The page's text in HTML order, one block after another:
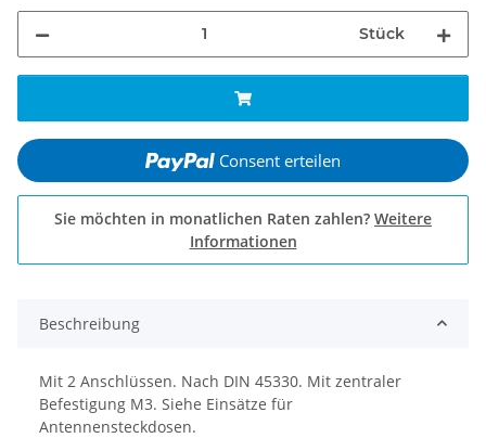
Stück
Consent erteilen
Sie möchten in monatlichen Raten zahlen? Weitere
Informationen
Beschreibung
Mit 2 Anschlüssen. Nach DIN 45330. Mit zentraler
Befestigung M3. Siehe Einsätze für
Antennensteckdosen.